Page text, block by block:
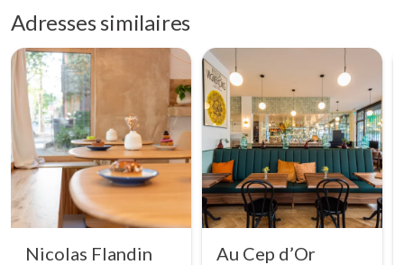
Adresses similaires
Nicolas Flandin Au Cep d’Or